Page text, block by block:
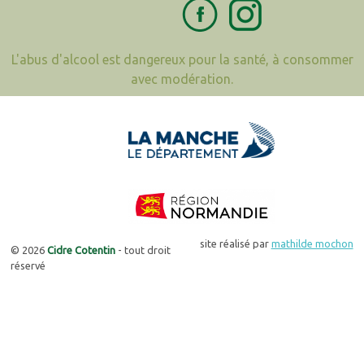
L'abus d'alcool est dangereux pour la santé, à consommer
avec modération.
site réalisé par mathilde mochon
© 2026Cidre Cotentin - tout droit
réservé